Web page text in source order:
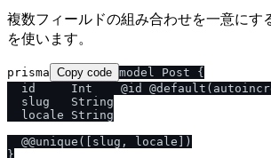
複数フィールドの組み合わせを一意にす
を使います。
prisma Copy code model Post {
id     Int    @id
  slug   String
  locale String
  @@unique([slug, locale])